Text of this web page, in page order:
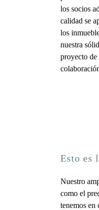
los socios
calidad se
los
nuestra
proyecto de
Esto es
Nuestro
como el
tenemos en